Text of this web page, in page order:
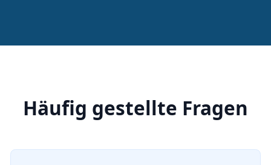
Häufig gestellte Fragen